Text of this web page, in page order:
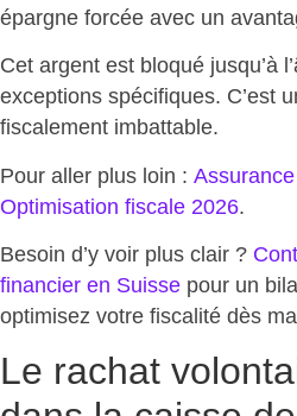
épargne forcée avec un
Cet argent est bloqué jusqu’à
exceptions spécifiques. C’est
fiscalement imbattable.
Pour aller plus loin :
Optimisation fiscale 2026.
Besoin d’y voir plus clair ?
financier en Suisse pour un
optimisez votre fiscalité dès
Le rachat